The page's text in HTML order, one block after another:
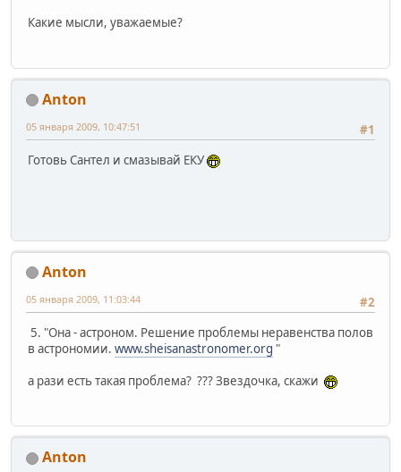
Какие мысли, уважаемые?
Anton
#1
05 января 2009, 10:47:51
Готовь Сантел и смазывай ЕКУ
Anton
#2
05 января 2009, 11:03:44
5. "Она - астроном. Решение проблемы неравенства полов
в астрономии. www.sheisanastronomer.org "
а рази есть такая проблема? ??? Звездочка, скажи
Anton